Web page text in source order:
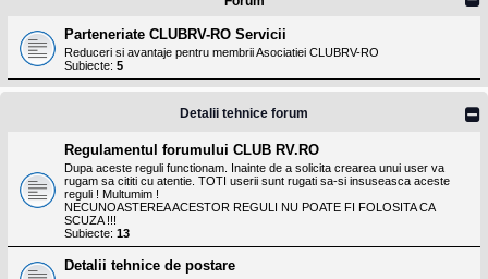
Parteneriate CLUBRV-RO Servicii
Reduceri si avantaje pentru membrii Asociatiei CLUBRV-RO
Subiecte: 5
Detalii tehnice forum
Regulamentul forumului CLUB RV.RO
Dupa aceste reguli functionam. Inainte de a solicita crearea unui user va
rugam sa cititi cu atentie. TOTI userii sunt rugati sa-si insuseasca aceste
reguli ! Multumim !
NECUNOASTEREA ACESTOR REGULI NU POATE FI FOLOSITA CA
SCUZA !!!
Subiecte: 13
Detalii tehnice de postare